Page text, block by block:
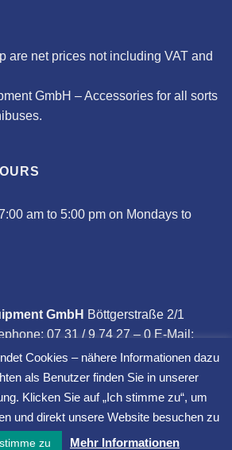
are net prices not including VAT and
GmbH – Accessories for all sorts
am to 5:00 pm on Mondays to
GmbH Böttgerstraße 2/1
07 31 / 9 74 27 – 0 E-Mail:
©2017 - 2026bymuch. GmbH.
Cookies – nähere Informationen dazu
als Benutzer finden Sie in unserer
Klicken Sie auf „Ich stimme zu“, um
und direkt unsere Website besuchen zu
zu Mehr Informationen